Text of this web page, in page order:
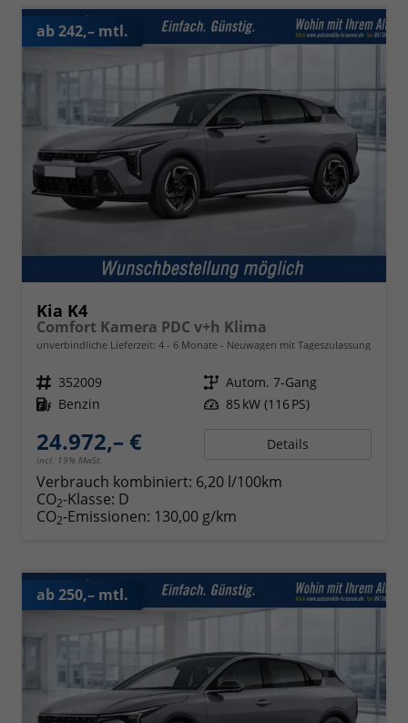
ab 242,– mtl.
Kia K4
Comfort Kamera PDC v+h Klima
unverbindliche Lieferzeit: 4 - 6 Monate Neuwagen mit Tageszulassung
Fahrzeugnr. 352009 Getriebe Autom. 7-Gang
Kraftstoff Benzin Leistung 85 kW (116 PS)
24.972,– €
incl. 19% MwSt.
Details
Verbrauch kombiniert: 6,20 l/100km
CO2-Klasse: D
CO2-Emissionen: 130,00 g/km
ab 250,– mtl.